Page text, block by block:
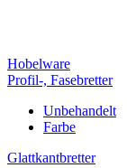
Hobelware
Profil-, Fasebretter
Unbehandelt
Farbe
Glattkantbretter